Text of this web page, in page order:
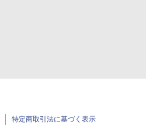
特定商取引法に基づく表示